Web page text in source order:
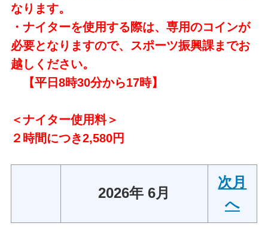
なります。
・ナイターを使用する際は、専用のコインが
必要となりますので、スポーツ振興課までお
越しください。
【平日8時30分から17時】
＜ナイター使用料＞
２時間につき2,580円
2026年 6月
次月
へ